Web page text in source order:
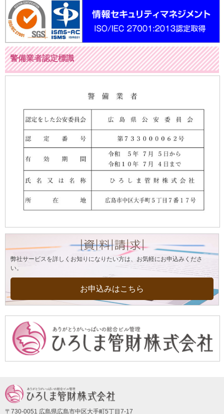
警備業者認定標識
弊社サービスを詳しくお知りになりたい方は、お気軽にお申込みくださ
い。
お申込みはこちら
〒730-0051 広島県広島市中区大手町5丁目7-17